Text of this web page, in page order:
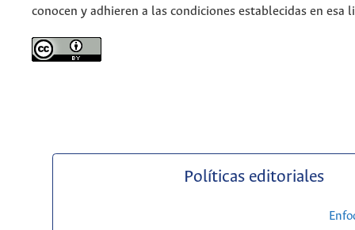
conocen y adhieren a las condiciones establecidas en esa
Políticas editoriales